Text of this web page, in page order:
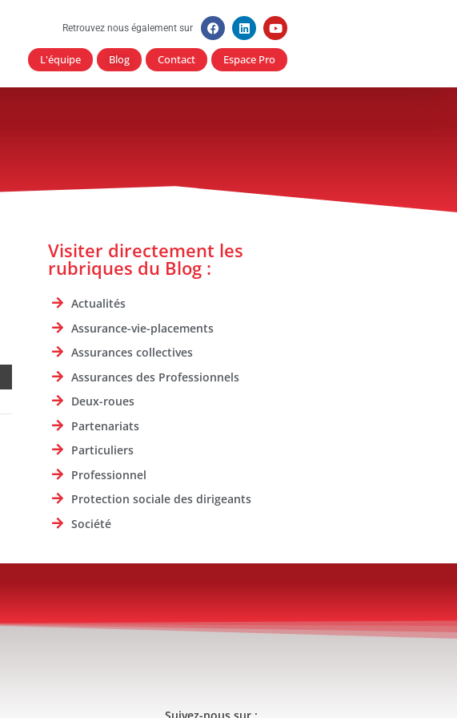
Retrouvez nous également sur
L'équipe Blog Contact Espace Pro
Visiter directement les
rubriques du Blog :
Actualités
Assurance-vie-placements
Assurances collectives
Assurances des Professionnels
Deux-roues
Partenariats
Particuliers
Professionnel
Protection sociale des dirigeants
Société
Suivez-nous sur :